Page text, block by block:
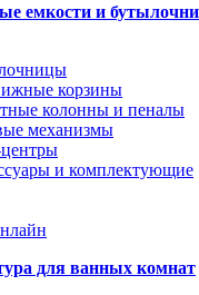
емкости и
корзины
колонны и пеналы
механизмы
и комплектующие
для ванных комнат